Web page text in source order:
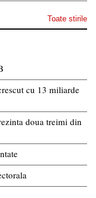
Toate stirile
cu 13 miliarde
doua treimi din